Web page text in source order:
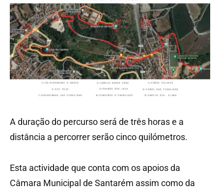
A duração do percurso será de três horas e a
distância a percorrer serão cinco quilómetros.
Esta actividade que conta com os apoios da
Câmara Municipal de Santarém assim como da